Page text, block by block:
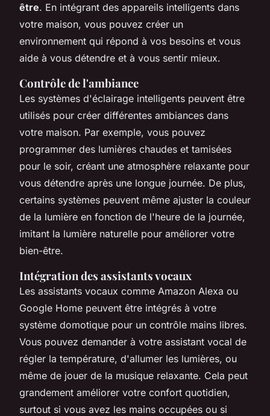
être. En intégrant des appareils intelligents dans
votre maison, vous pouvez créer un
environnement qui répond à vos besoins et vous
aide à vous détendre et à vous sentir mieux.
Contrôle de l'ambiance
Les systèmes d'éclairage intelligents peuvent être
utilisés pour créer différentes ambiances dans
votre maison. Par exemple, vous pouvez
programmer des lumières chaudes et tamisées
pour le soir, créant une atmosphère relaxante pour
vous détendre après une longue journée. De plus,
certains systèmes peuvent même ajuster la couleur
de la lumière en fonction de l'heure de la journée,
imitant la lumière naturelle pour améliorer votre
bien-être.
Intégration des assistants vocaux
Les assistants vocaux comme Amazon Alexa ou
Google Home peuvent être intégrés à votre
système domotique pour un contrôle mains libres.
Vous pouvez demander à votre assistant vocal de
régler la température, d'allumer les lumières, ou
même de jouer de la musique relaxante. Cela peut
grandement améliorer votre confort quotidien,
surtout si vous avez les mains occupées ou si